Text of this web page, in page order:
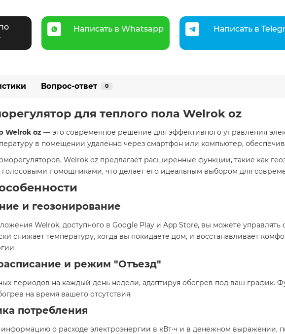
Написать в Whatsapp Написать в
Вопрос-ответ 0
для теплого пола Welrok oz
Welrok oz — это современное решение для эффективного управления
в помещении удалённо через смартфон или компьютер,
Welrok oz предлагает расширенные функции, такие как
голосовыми помощниками, что делает его идеальным выбором для
и геозонирование
Welrok, доступного в Google Play и App Store, вы можете
снижает температуру, когда вы покидаете дом, и восстанавливает
и режим "Отъезд"
периодов на каждый день недели, адаптируя обогрев под ваш график.
на время вашего отсутствия.
потребления
о расходе электроэнергии в кВт·ч и в денежном выражении,